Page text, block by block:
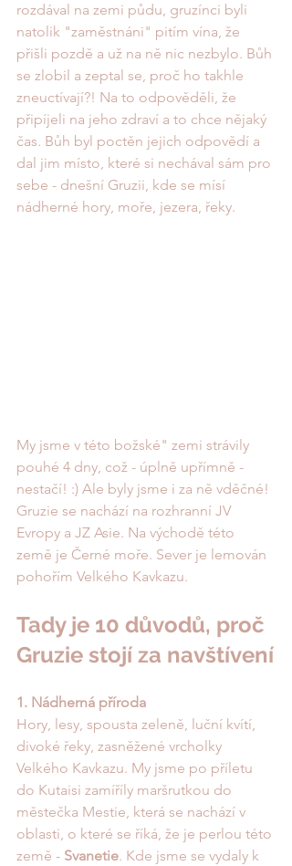
rozdával na zemi půdu, gruzínci byli
natolik "zaměstnáni" pitím vína, že
přišli pozdě a už na ně nic nezbylo. Bůh
se zlobil a zeptal se, proč ho takhle
zneuctívají?! Na to odpověděli, že
připíjeli na jeho zdraví a to chce nějaký
čas. Bůh byl poctěn jejich odpovědí a
dal jim místo, které si nechával sám pro
sebe - dnešní Gruzii, kde se mísí
nádherné hory, moře, jezera, řeky.
My jsme v této božské" zemi strávily
pouhé 4 dny, což - úplně upřímně -
nestačí! :) Ale byly jsme i za ně vděčné!
Gruzie se nachází na rozhranní JV
Evropy a JZ Asie. Na východě této
země je Černé moře. Sever je lemován
pohořím Velkého Kavkazu.
Tady je 10 důvodů, proč
Gruzie stojí za navštívení
1. Nádherná příroda
Hory, lesy, spousta zeleně, luční kvítí,
divoké řeky, zasněžené vrcholky
Velkého Kavkazu. My jsme po příletu
do Kutaisi zamíříly maršrutkou do
městečka Mestie, která se nachází v
oblasti, o které se říká, že je perlou této
země - Svanetie. Kde jsme se vydaly k